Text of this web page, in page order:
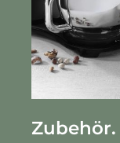
Zubehör.